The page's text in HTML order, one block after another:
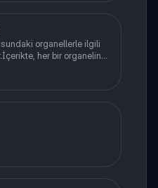
organellerle ilgili
her bir organelin
içindeki rolü